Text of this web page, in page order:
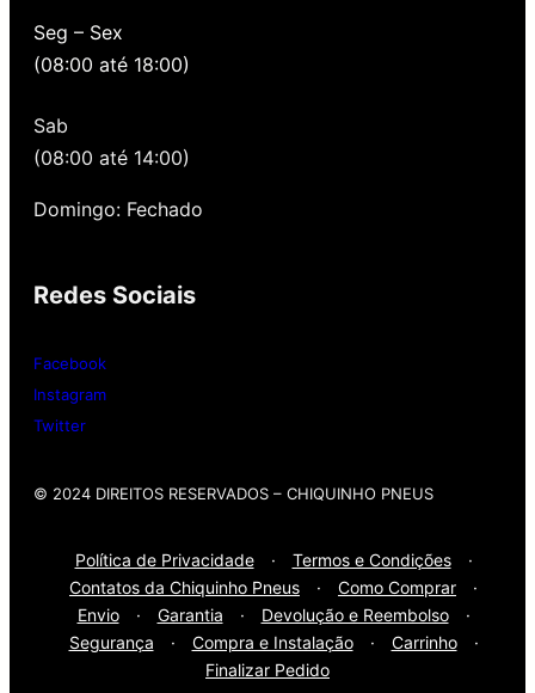
Temos uma loja novinha, com os melhores
quando você precisa voltar para revisar,
nossa loja possui grande parceria com a
Whatsap: (11) 3588-4540
Seg – Sex
(08:00 até 18:00)
Sab
(08:00 até 14:00)
Domingo: Fechado
Redes Sociais
Facebook
Instagram
Twitter
© 2024 DIREITOS RESERVADOS​ – CHIQUINHO PNEUS
Política de Privacidade · Termos e Condições
·
Contatos da Chiquinho Pneus
· Como Comprar
·
Envio
· Garantia · Devolução e Reembolso
·
Segurança
· Compra e Instalação · Carrinho
·
Finalizar Pedido